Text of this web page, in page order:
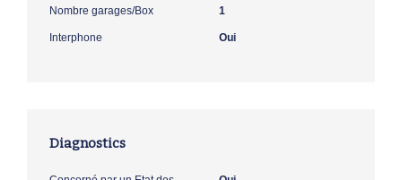
Nombre garages/Box 1
Interphone Oui
Diagnostics